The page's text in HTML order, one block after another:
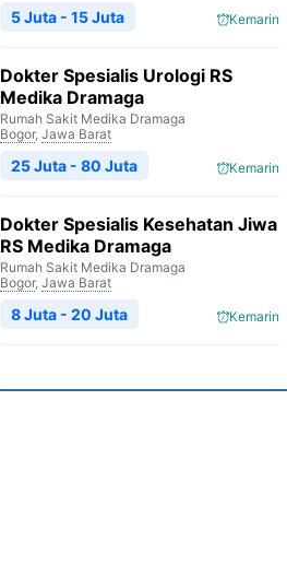
Kemarin
5 Juta - 15 Juta
Dokter Spesialis Urologi RS
Medika Dramaga
Rumah Sakit Medika Dramaga
Bogor, Jawa Barat
Kemarin
25 Juta - 80 Juta
Dokter Spesialis Kesehatan Jiwa
RS Medika Dramaga
Rumah Sakit Medika Dramaga
Bogor, Jawa Barat
Kemarin
8 Juta - 20 Juta